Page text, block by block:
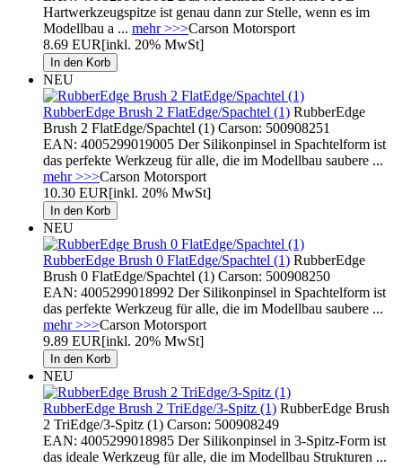
Hartwerkzeugspitze ist genau dann zur Stelle, wenn es im
Modellbau a ... mehr >>>Carson Motorsport
8.69 EUR[inkl. 20% MwSt]
NEU
RubberEdge Brush 2 FlatEdge/Spachtel (1) RubberEdge
Brush 2 FlatEdge/Spachtel (1) Carson: 500908251
EAN: 4005299019005 Der Silikonpinsel in Spachtelform ist
das perfekte Werkzeug für alle, die im Modellbau saubere ...
mehr >>>Carson Motorsport
10.30 EUR[inkl. 20% MwSt]
NEU
RubberEdge Brush 0 FlatEdge/Spachtel (1) RubberEdge
Brush 0 FlatEdge/Spachtel (1) Carson: 500908250
EAN: 4005299018992 Der Silikonpinsel in Spachtelform ist
das perfekte Werkzeug für alle, die im Modellbau saubere ...
mehr >>>Carson Motorsport
9.89 EUR[inkl. 20% MwSt]
NEU
RubberEdge Brush 2 TriEdge/3-Spitz (1) RubberEdge Brush
2 TriEdge/3-Spitz (1) Carson: 500908249
EAN: 4005299018985 Der Silikonpinsel in 3-Spitz-Form ist
das ideale Werkzeug für alle, die im Modellbau Strukturen ...